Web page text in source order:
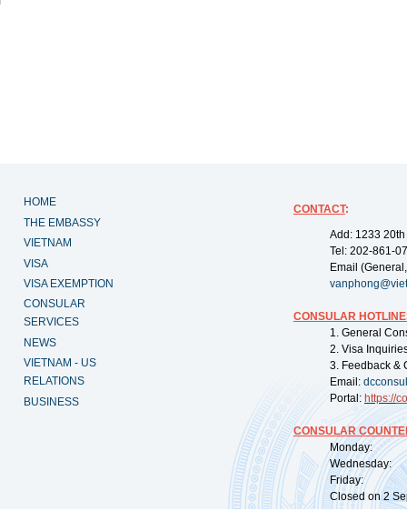
HOME
THE EMBASSY
VIETNAM
VISA
VISA EXEMPTION
CONSULAR
SERVICES
NEWS
VIETNAM - US
RELATIONS
BUSINESS
CONTACT:
Add: 1233
Tel: 202-861-
Email
CONSULAR
1. General
2. Visa
3. Feedback &
Email:
Portal: https://
CONSULAR
Monday:
Wednesday:
Friday:
Closed on 2